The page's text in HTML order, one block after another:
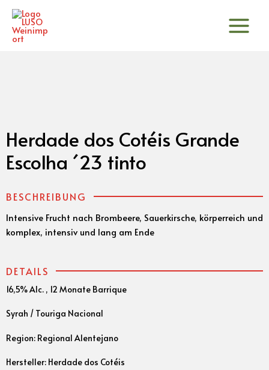
Zum
Inhalt
springen
Herdade dos Cotéis Grande
Escolha ´23 tinto
BESCHREIBUNG
Intensive Frucht nach Brombeere, Sauerkirsche, körperreich und
komplex, intensiv und lang am Ende
DETAILS
16,5% Alc. , 12 Monate Barrique
Syrah / Touriga Nacional
Region: Regional Alentejano
Hersteller: Herdade dos Cotéis